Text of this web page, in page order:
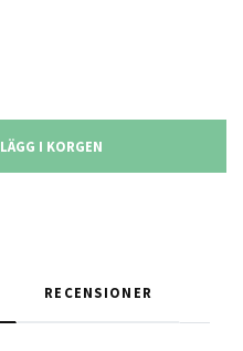
LÄGG I KORGEN
RECENSIONER